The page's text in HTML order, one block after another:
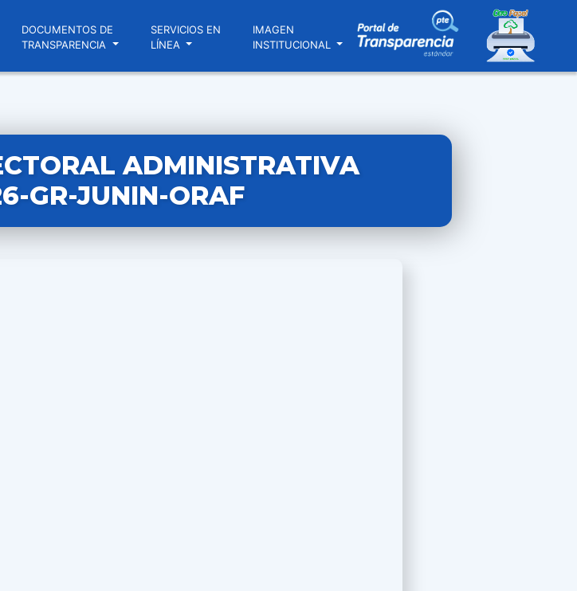
DOCUMENTOS DE
TRANSPARENCIA
SERVICIOS EN
LÍNEA
IMAGEN
INSTITUCIONAL
ADMINISTRATIVA
GR-JUNIN-ORAF